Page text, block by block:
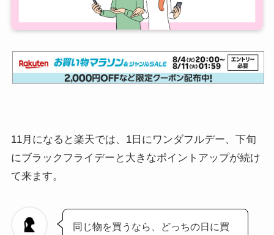
11月になると楽天では、1日にワンダフルデー、下旬
にブラックフライデーと大きなポイントアップが続け
て来ます。
同じ物を買うなら、どっちの日に買